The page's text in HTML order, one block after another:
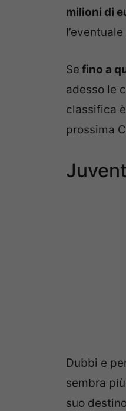
milioni di
Se fino a
adesso le
classifica
prossima
Dubbi e
sembra
suo